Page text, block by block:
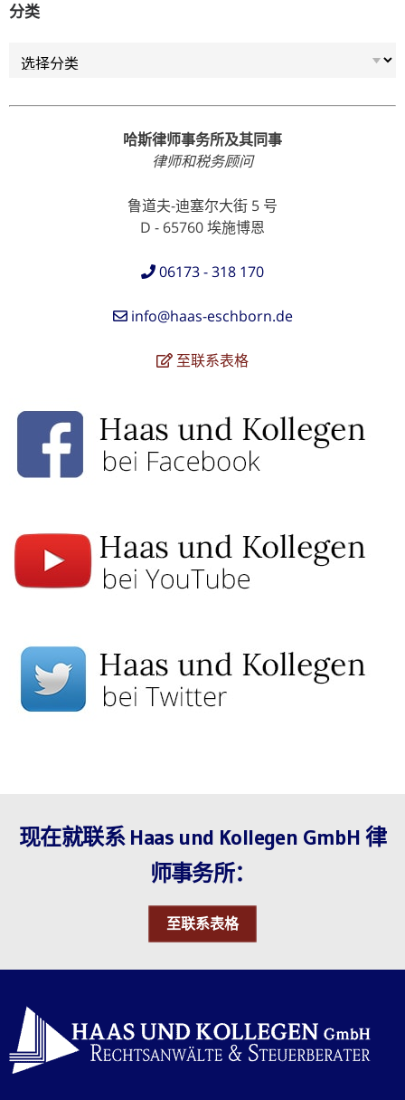
分类
哈斯律师事务所及其同事
律师和税务顾问
鲁道夫-迪塞尔大街 5 号
D - 65760 埃施博恩
06173 - 318 170
info@haas-eschborn.de
至联系表格
现在就联系 Haas und Kollegen GmbH 律
师事务所：
至联系表格